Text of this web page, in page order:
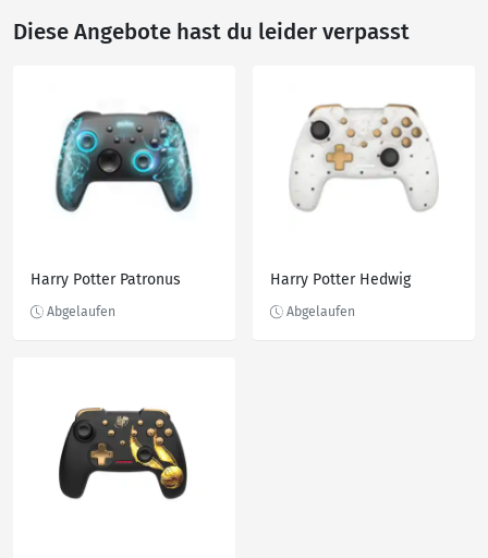
Diese Angebote hast du leider verpasst
Harry Potter Patronus Harry Potter Hedwig